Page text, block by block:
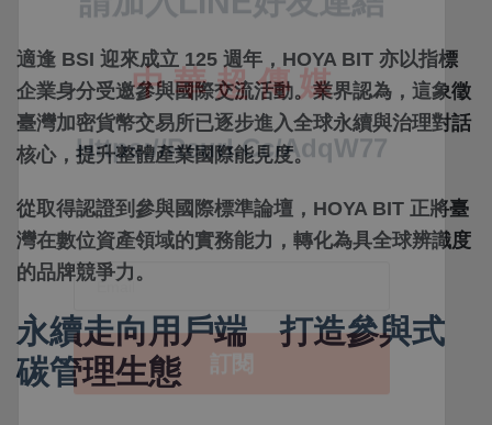
適逢 BSI 迎來成立 125 週年，HOYA BIT 亦以指標
企業身分受邀參與國際交流活動。業界認為，這象徵
臺灣加密貨幣交易所已逐步進入全球永續與治理對話
核心，提升整體產業國際能見度。
從取得認證到參與國際標準論壇，HOYA BIT 正將臺
灣在數位資產領域的實務能力，轉化為具全球辨識度
的品牌競爭力。
永續走向用戶端 打造參與式
碳管理生態